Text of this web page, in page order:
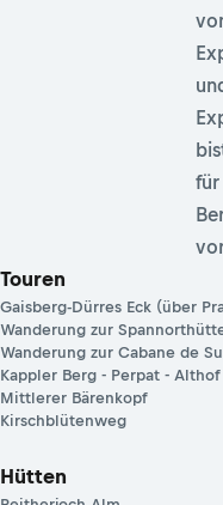
Touren
Gaisberg-Dürres Eck (über
Wanderung zur
Wanderung zur Cabane de
Kappler Berg - Perpat -
Mittlerer Bärenkopf
Kirschblütenweg
Hütten